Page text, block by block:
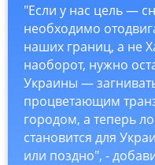
"Если у нас цель —
необходимо
наших границ, а не
наоборот, нужно
Украины —
процветающим
городом, а теперь
становится для
или поздно", -